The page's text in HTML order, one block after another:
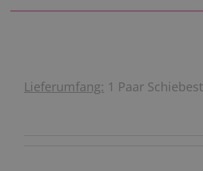
Lieferumfang: 1 Paar